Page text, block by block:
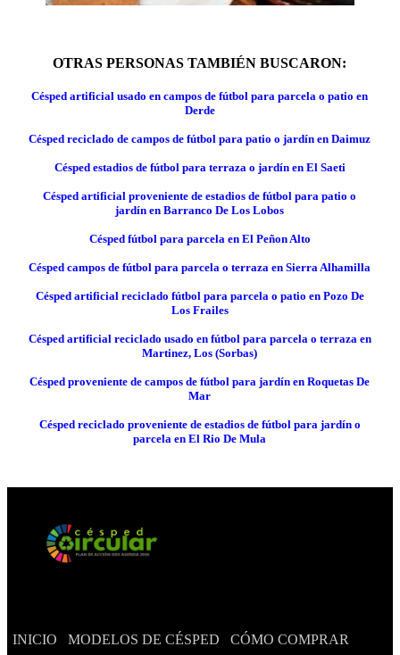
OTRAS PERSONAS TAMBIÉN BUSCARON:
Césped artificial usado en campos de fútbol para parcela o patio en
Derde
Césped reciclado de campos de fútbol para patio o jardín en Daimuz
Césped estadios de fútbol para terraza o jardín en El Saeti
Césped artificial proveniente de estadios de fútbol para patio o
jardín en Barranco De Los Lobos
Césped fútbol para parcela en El Peñon Alto
Césped campos de fútbol para parcela o terraza en Sierra Alhamilla
Césped artificial reciclado fútbol para parcela o patio en Pozo De
Los Frailes
Césped artificial reciclado usado en fútbol para parcela o terraza en
Martinez, Los (Sorbas)
Césped proveniente de campos de fútbol para jardín en Roquetas De
Mar
Césped reciclado proveniente de estadios de fútbol para jardín o
parcela en El Rio De Mula
INICIO MODELOS DE CÉSPED CÓMO COMPRAR